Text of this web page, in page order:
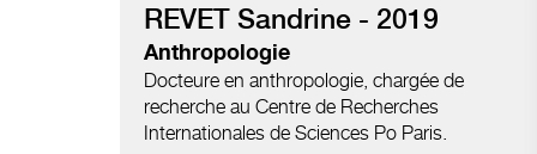
REVET Sandrine - 2019
Anthropologie
Docteure en anthropologie, chargée de
recherche au Centre de Recherches
Internationales de Sciences Po Paris.